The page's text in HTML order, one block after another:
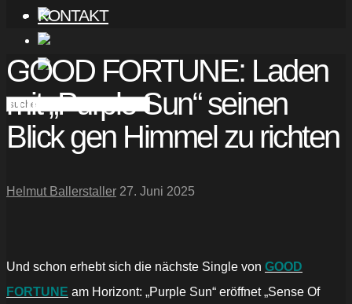
KONTAKT
GOOD FORTUNE: Laden
mit „Purple Sun“ seinen
Blick gen Himmel zu richten
Helmut Ballerstaller 27. Juni 2025
Und schon erhebt sich die nächste Single von GOOD
FORTUNE am Horizont: „Purple Sun“ eröffnet „Sense Of